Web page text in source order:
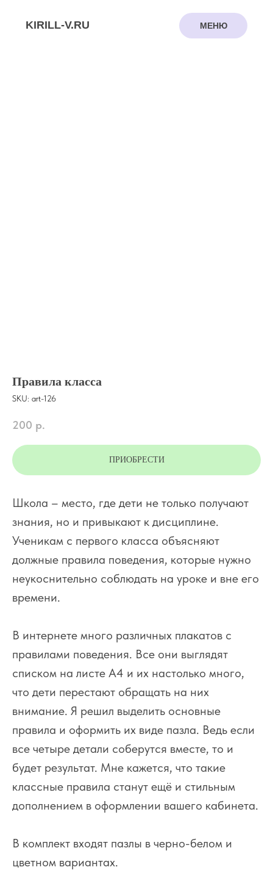
Правила класса
SKU: art-126
200 р.
ПРИОБРЕСТИ
Школа – место, где дети не только получают
знания, но и привыкают к дисциплине.
Ученикам с первого класса объясняют
должные правила поведения, которые нужно
неукоснительно соблюдать на уроке и вне его
времени.
В интернете много различных плакатов с
правилами поведения. Все они выглядят
списком на листе А4 и их настолько много,
что дети перестают обращать на них
внимание. Я решил выделить основные
правила и оформить их виде пазла. Ведь если
все четыре детали соберутся вместе, то и
будет результат. Мне кажется, что такие
классные правила станут ещё и стильным
дополнением в оформлении вашего кабинета.
В комплект входят пазлы в черно-белом и
цветном вариантах.